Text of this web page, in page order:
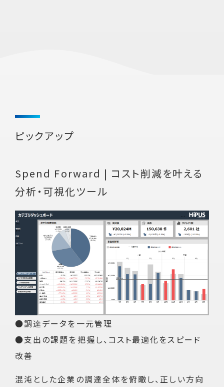
ピックアップ
Spend Forward | コスト削減を叶える
分析・可視化ツール
調達データを一元管理
支出の課題を把握し、コスト最適化をスピード
改善
混沌とした企業の調達全体を俯瞰し、正しい方向